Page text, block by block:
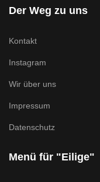
Der Weg zu uns
Kontakt
Instagram
Wir über uns
Impressum
Datenschutz
Menü für "Eilige"